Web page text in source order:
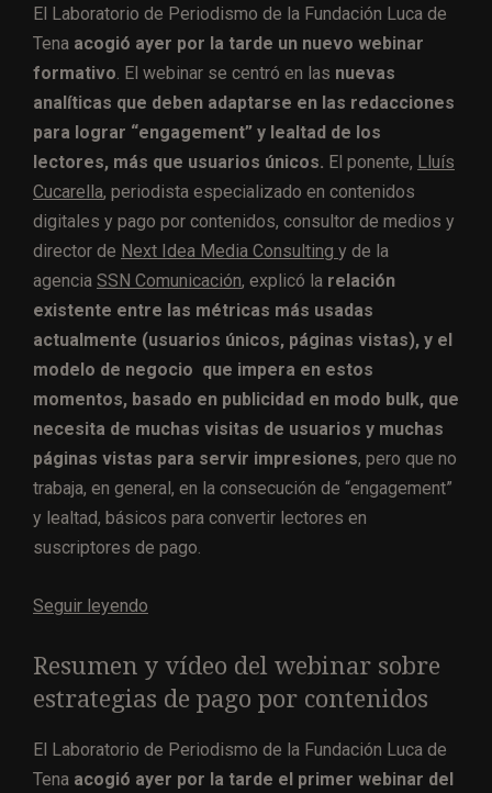
El Laboratorio de Periodismo de la Fundación Luca de
Tena acogió ayer por la tarde un nuevo webinar
formativo . El webinar se centró en las nuevas
analíticas que deben adaptarse en las redacciones
para lograr “engagement” y lealtad de los
lectores, más que usuarios únicos. El ponente, Lluís
Cucarella, periodista especializado en contenidos
digitales y pago por contenidos, consultor de medios y
director de Next Idea Media Consulting y de la
agencia SSN Comunicación, explicó la relación
existente entre las métricas más usadas
actualmente (usuarios únicos, páginas vistas), y el
modelo de negocio que impera en estos
momentos, basado en publicidad en modo bulk, que
necesita de muchas visitas de usuarios y muchas
páginas vistas para servir impresiones, pero que no
trabaja, en general, en la consecución de “engagement”
y lealtad, básicos para convertir lectores en
suscriptores de pago.
Seguir leyendo
Resumen y vídeo del webinar sobre
estrategias de pago por contenidos
El Laboratorio de Periodismo de la Fundación Luca de
Tena acogió ayer por la tarde el primer webinar del